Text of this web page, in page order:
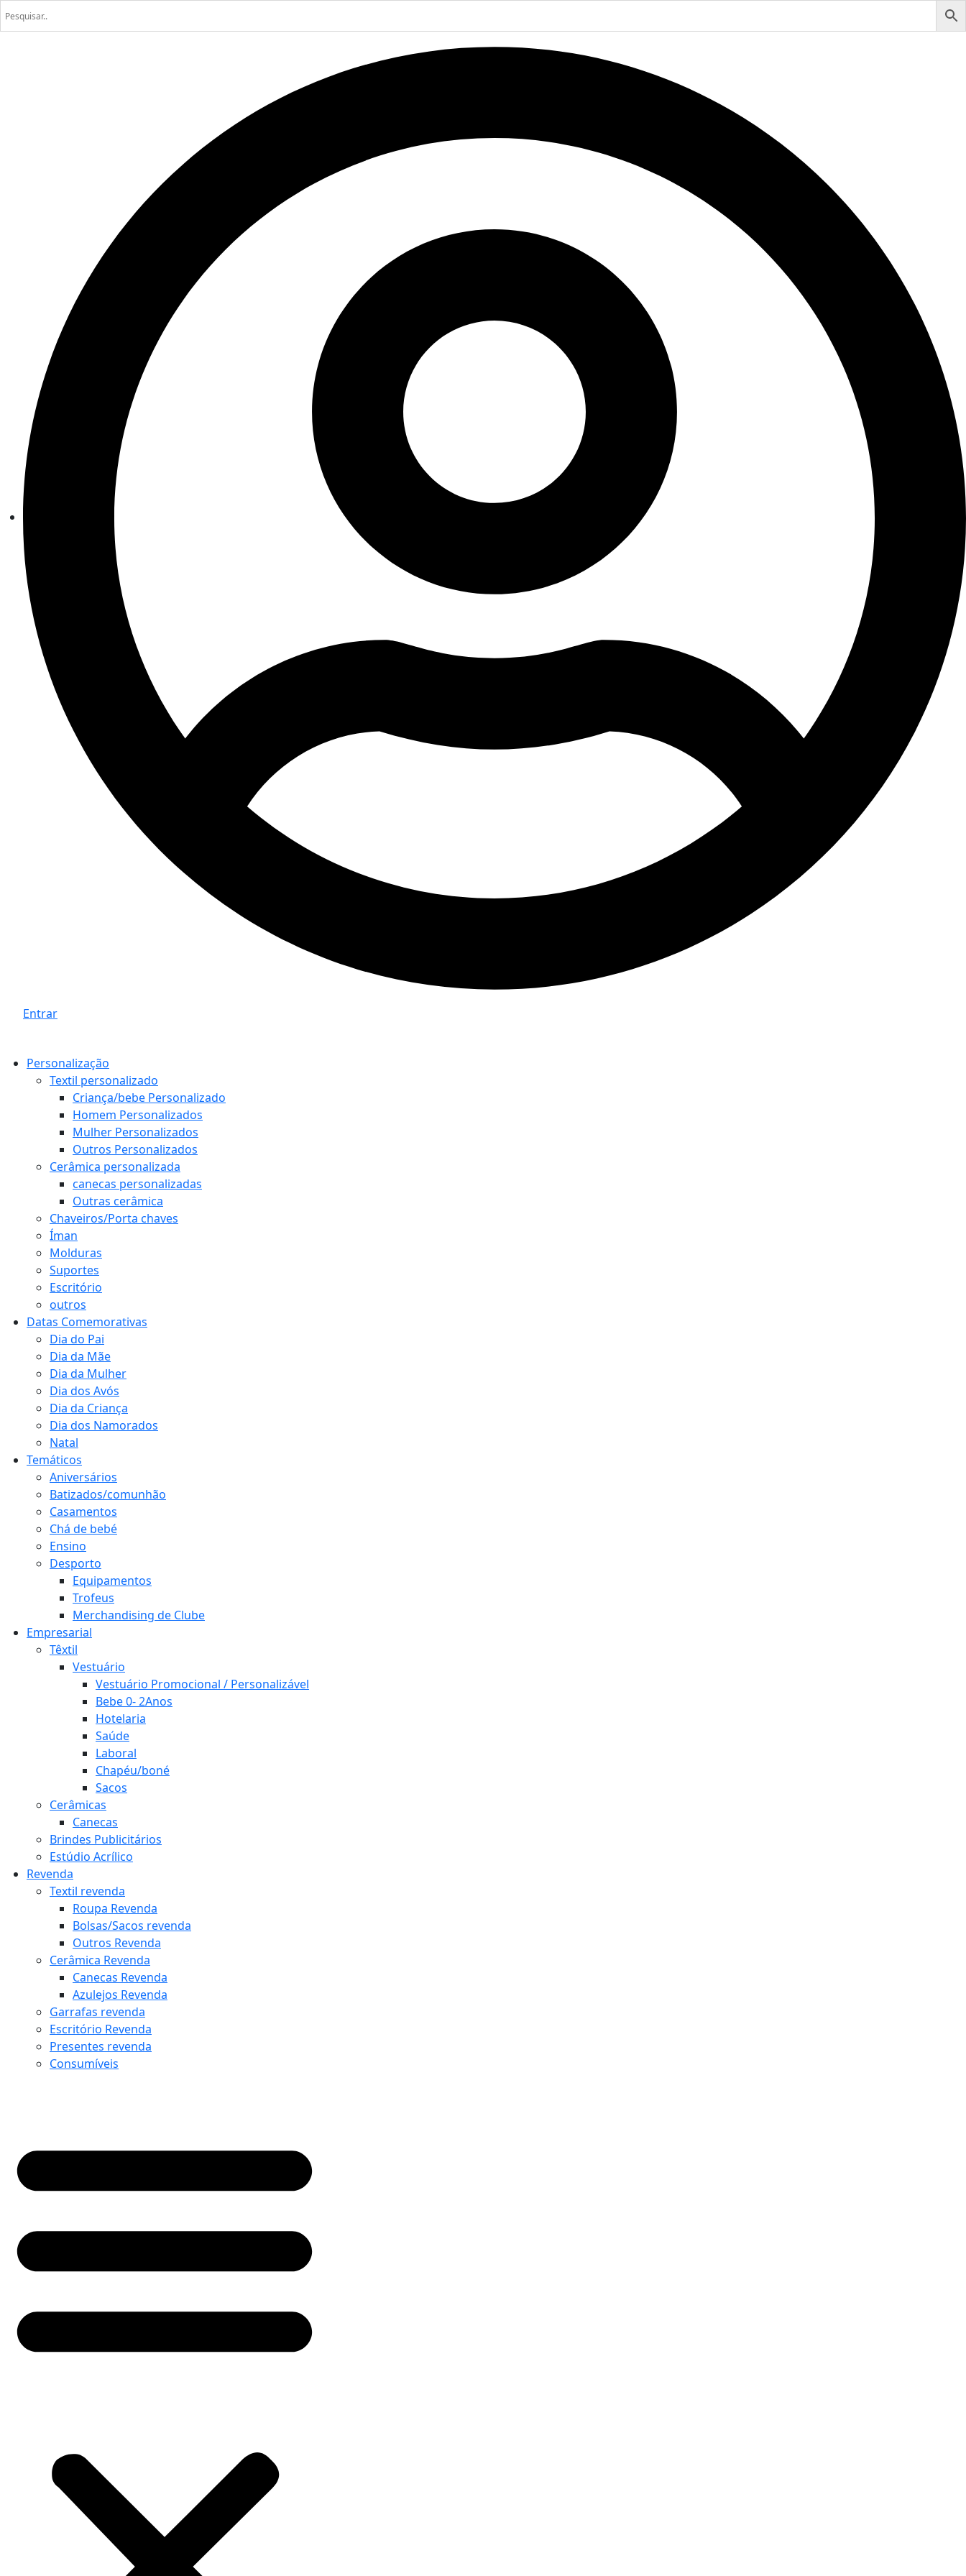
Entrar
Personalização
Textil personalizado
Criança/bebe Personalizado
Homem Personalizados
Mulher Personalizados
Outros Personalizados
Cerâmica personalizada
canecas personalizadas
Outras cerâmica
Chaveiros/Porta chaves
Íman
Molduras
Suportes
Escritório
outros
Datas Comemorativas
Dia do Pai
Dia da Mãe
Dia da Mulher
Dia dos Avós
Dia da Criança
Dia dos Namorados
Natal
Temáticos
Aniversários
Batizados/comunhão
Casamentos
Chá de bebé
Ensino
Desporto
Equipamentos
Trofeus
Merchandising de Clube
Empresarial
Têxtil
Vestuário
Vestuário Promocional / Personalizável
Bebe 0- 2Anos
Hotelaria
Saúde
Laboral
Chapéu/boné
Sacos
Cerâmicas
Canecas
Brindes Publicitários
Estúdio Acrílico
Revenda
Textil revenda
Roupa Revenda
Bolsas/Sacos revenda
Outros Revenda
Cerâmica Revenda
Canecas Revenda
Azulejos Revenda
Garrafas revenda
Escritório Revenda
Presentes revenda
Consumíveis